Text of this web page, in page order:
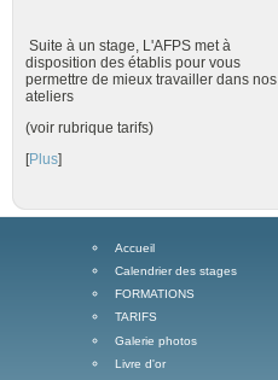
Suite à un stage, L'AFPS met à
disposition des établis pour vous
permettre de mieux travailler dans nos
ateliers
(voir rubrique tarifs)
[Plus]
Accueil
Calendrier des stages
FORMATIONS
TARIFS
Galerie photos
Livre d'or